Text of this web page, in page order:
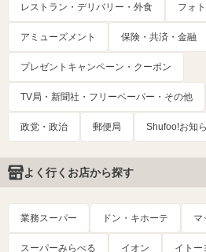
レストラン・デリバリー・外食 フォ
アミューズメント 保険・共済・金融
プレゼントキャンペーン・クーポン
TV局・新聞社・フリーペーパー・その他
政党・政治 郵便局 Shufoo!お知
よく行くお店から探す
業務スーパー ドン・キホーテ マ
スーパーみらべる イオン イトー